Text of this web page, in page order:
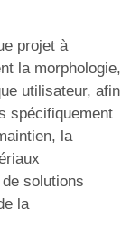
projet à
la morphologie,
utilisateur, afin
spécifiquement
la
solutions
la